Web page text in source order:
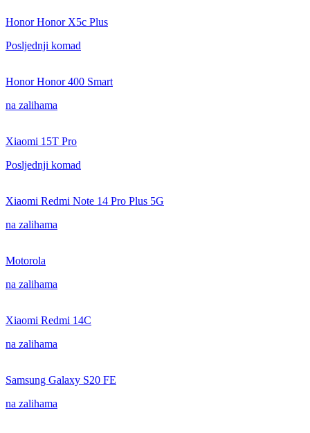
Honor Honor X5c Plus
Posljednji komad
Honor Honor 400 Smart
na zalihama
Xiaomi 15T Pro
Posljednji komad
Xiaomi Redmi Note 14 Pro Plus 5G
na zalihama
Motorola
na zalihama
Xiaomi Redmi 14C
na zalihama
Samsung Galaxy S20 FE
na zalihama